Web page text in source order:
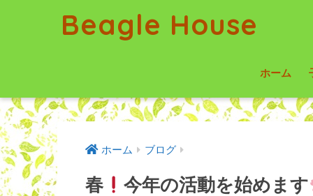
Beagle House
ホーム
ホーム ブログ
春 今年の活動を始めます